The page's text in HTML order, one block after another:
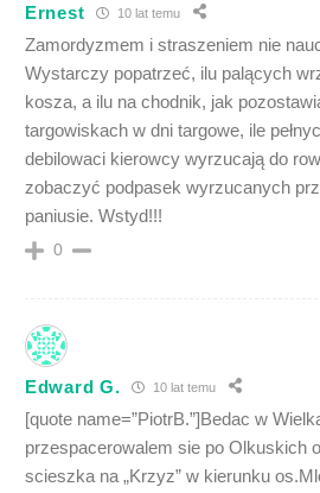
Ernest 10 lat temu
Zamordyzmem i straszeniem nie
Wystarczy popatrzeć, ilu palących
kosza, a ilu na chodnik, jak
targowiskach w dni targowe, ile
debilowaci kierowcy wyrzucają do
zobaczyć podpasek wyrzucanych
paniusie. Wstyd!!!
0
Edward G. 10 lat temu
[quote name=”PiotrB.”]Bedac w
przespacerowalem sie po Olkuskich
scieszka na „Krzyz” w kierunku